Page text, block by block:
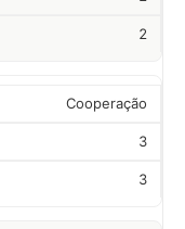
2
Cooperação
3
3